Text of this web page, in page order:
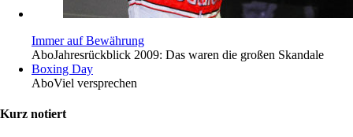
Immer auf Bewährung
AboJahresrückblick 2009: Das waren die großen Skandale
Boxing Day
AboViel versprechen
Kurz notiert